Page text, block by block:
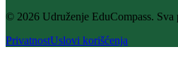
© 2026 Udruženje EduCompass. Sva
PrivatnostUslovi korišćenja